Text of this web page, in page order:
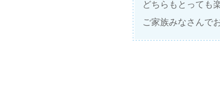
どちらもとっても
ご家族みなさんで